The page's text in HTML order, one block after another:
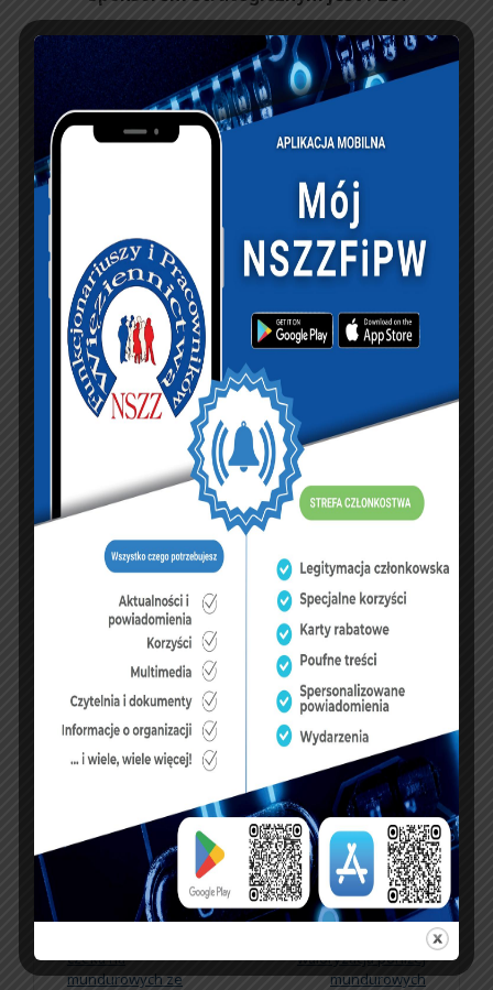
Galeria zdjęć:
PREVIOUS ARTICLE
czeka na
mundurowych ze
NEXT ARTICLE
waloryzacja poniżej
mundurowych